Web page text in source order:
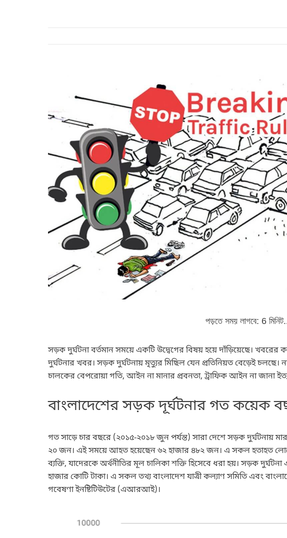
পড়তে সময় লাগবে: 6
সড়ক দুর্ঘটনা বর্তমান সময়ে একটি উদ্বেগের বিষয় হয়ে দাঁড়িয়েছে।
দুর্ঘটনার খবর। সড়ক দুর্ঘটনায় মৃত্যুর মিছিল যেন প্রতিনিয়ত বেড়েই চলছে।
চালকের বেপরোয়া গতি, আইন না মানার প্রবনতা, ট্রাফিক আইন না জানা
বাংলাদেশের সড়ক দূর্ঘটনার গত কয়েক
গত সাড়ে চার বছরে (২০১৫-২০১৮ জুন পর্যন্ত) সারা দেশে সড়ক দুর্ঘটনায়
২০ জন। এই সময়ে আহত হয়েছেন ৬২ হাজার ৪৮২ জন। এ সকল হতাহত
ব্যক্তি, যাদেরকে অর্থনীতির মূল চালিকা শক্তি হিসেবে ধরা হয়। সড়ক
হাজার কোটি টাকা। এ সকল তথ্য বাংলাদেশ যাত্রী কল্যাণ সমিতি এবং
গবেষণা ইনষ্টিটিউটের (এআরআই)।